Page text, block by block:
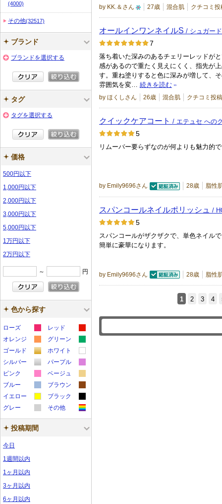
by KK.＆さん
人
上
の
メ
ン
ー
に
お
入
登
れ
ま
27歳 混合肌 クチコミ
オールインワンネイルS / シュガー
7
落ち着いた深みのあるチェリーレッドが
感があるので重たく見えにくく、指先が
す。重ね塗りすると色に深みが増して、
雰囲気を変… 続きを読む
by ほくしさん 26歳 混合肌 クチコミ投
クイックケアコート / エテュセ への
5
リムーバー要らずなのが何よりも魅力的
by Emily9696さん
28歳 脂性
スパンコールネイルポリッシュ /
5
スパンコールがザクザクで、単色ネイル
簡単に豪華になります。
by Emily9696さん
28歳 脂性
1 2 3 4
(4000)
その他(32517)
ブランド
ブランドを選択する
タグ
タグを選択する
価格
500円以下
1,000円以下
2,000円以下
3,000円以下
5,000円以下
1万円以下
2万円以下
～ 円
色から探す
ローズ
カ
ラ
レッド
カ
ラ
ル
オレンジ
カ
ラ
ル
グリーン
カ
ラ
プ
ル
ゴールド
カ
ラ
プ
ル
ホワイト
カ
ラ
ン
プ
シルバー
カ
ラ
ー
ン
プ
パープル
カ
ラ
サ
ン
ピンク
カ
ラ
サ
ン
ベージュ
カ
ラ
ー
サ
ン
ブルー
カ
ラ
ー
サ
ブラウン
カ
ラ
ー
サ
イエロー
カ
ラ
ー
ブラック
カ
ラ
ー
グレー
カ
ラ
その他
カ
ラ
投稿期間
今日
1週間以内
1ヶ月以内
3ヶ月以内
6ヶ月以内